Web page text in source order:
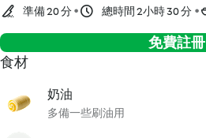
準備 20 分 總時間 2小時 30 分
免費註冊
食材
奶油
多備一些刷油用